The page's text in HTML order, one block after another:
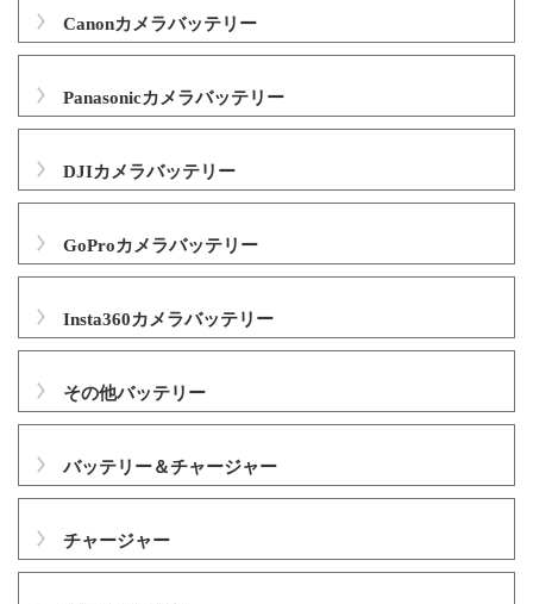
Canonカメラバッテリー
Panasonicカメラバッテリー
DJIカメラバッテリー
GoProカメラバッテリー
Insta360カメラバッテリー
その他バッテリー
バッテリー＆チャージャー
チャージャー